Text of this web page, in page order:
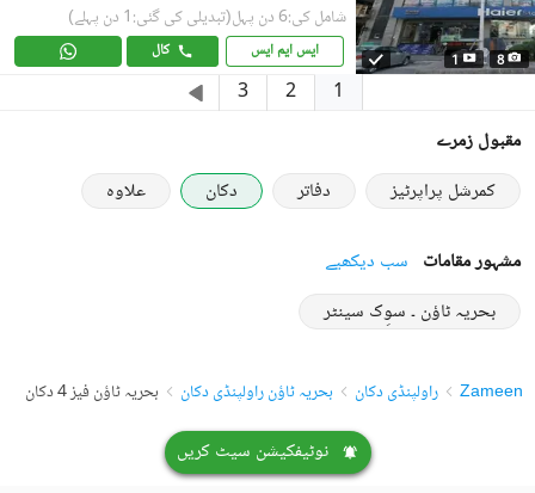
8
1
شامل کی:6 دن پہل (تبدیلی کی گئی:1 دن پہلے)
ایس ایم ایس کال
1
2
3
مقبول زمرے
کمرشل پراپرٹیز
دفاتر دکان علاوہ
مشہور مقامات سب دیکھیے
بحریہ ٹاؤن ۔ سوِک سینٹر
Zameen راولپنڈی دکان بحریہ ٹاؤن راولپنڈی دکان بحریہ ٹاؤن فیز 4 دکان
نوٹیفکیشن سیٹ کریں